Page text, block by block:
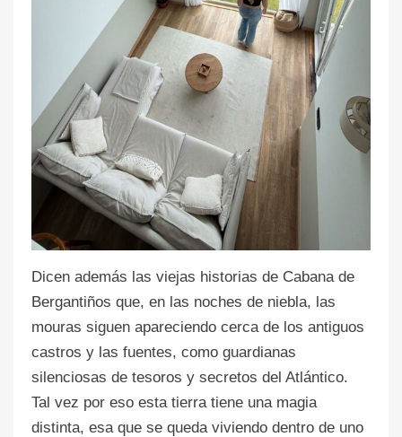
Dicen además las viejas historias de Cabana de
Bergantiños que, en las noches de niebla, las
mouras siguen apareciendo cerca de los antiguos
castros y las fuentes, como guardianas
silenciosas de tesoros y secretos del Atlántico.
Tal vez por eso esta tierra tiene una magia
distinta, esa que se queda viviendo dentro de uno